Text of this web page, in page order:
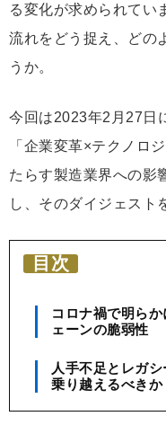
る変化が求められてい
流れをどう捉え、どの
うか。
今回は2023年2月27日
「企業変革×テクノロ
たらす製造業界への影
し、そのダイジェスト
目次
コロナ禍で明ら
ェーンの脆弱性
人手不足とレガ
乗り越えるべきか